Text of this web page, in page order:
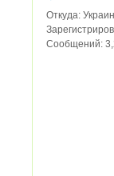
Откуда:
Сообщений: